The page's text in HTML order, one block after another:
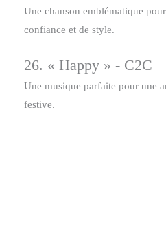
Une chanson emblématique
confiance et de style.
26. « Happy » - C2C
Une musique parfaite pour une
festive.